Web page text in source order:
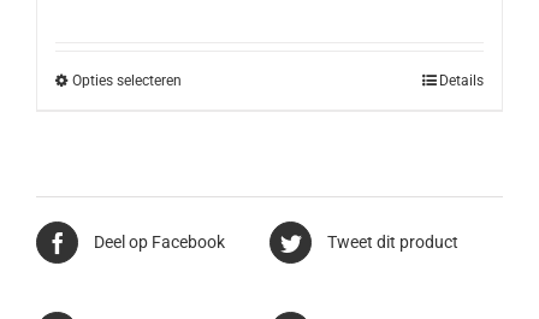
Opties selecteren Details
Deel op Facebook Tweet dit product